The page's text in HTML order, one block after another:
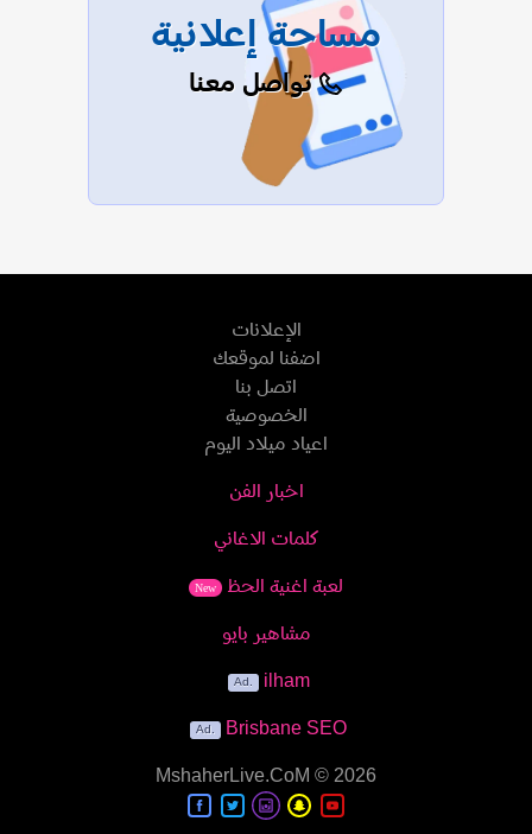
مساحة إعلانية
تواصل معنا
الإعلانات
اضفنا لموقعك
اتصل بنا
الخصوصية
اعياد ميلاد اليوم
اخبار الفن
كلمات الاغاني
لعبة اغنية الحظ New
مشاهير بايو
ilham
Brisbane SEO
MshaherLive.CoM © 2026